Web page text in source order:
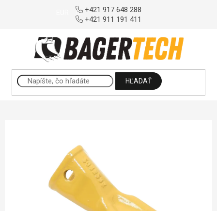
+421 917 648 288
+421 911 191 411
HĽADAŤ